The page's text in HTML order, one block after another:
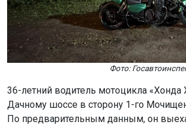
Фото:
36-летний водитель мотоцикла «Хонда
Дачному шоссе в сторону 1-го
По предварительным данным, он